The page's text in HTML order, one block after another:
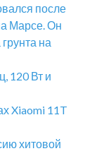
после
Марсе. Он
на
120 Вт и
Xiaomi 11T
хитовой